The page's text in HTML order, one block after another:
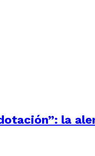
la